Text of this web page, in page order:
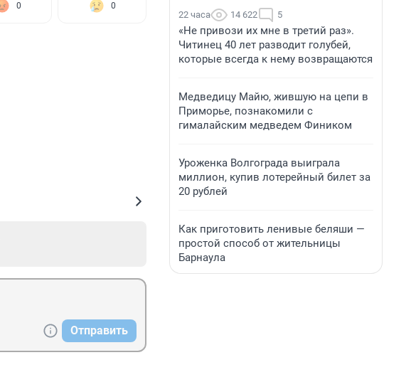
0 0
Отправить
22 часа 14 622 5
«Не привози их мне в третий раз».
Читинец 40 лет разводит голубей,
которые всегда к нему возвращаются
Медведицу Майю, жившую на цепи в
Приморье, познакомили с
гималайским медведем Фиником
Уроженка Волгограда выиграла
миллион, купив лотерейный билет за
20 рублей
Как приготовить ленивые беляши —
простой способ от жительницы
Барнаула